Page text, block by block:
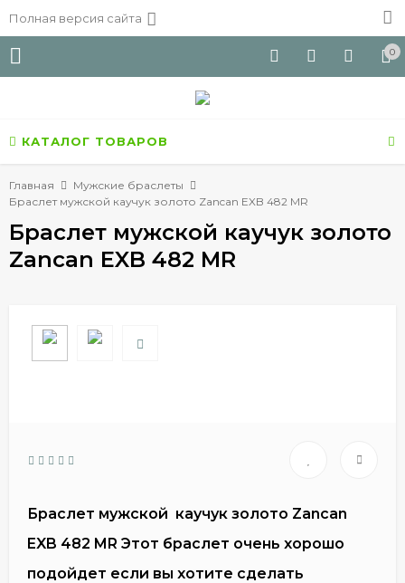
Полная версия сайта
0
КАТАЛОГ ТОВАРОВ
Главная
Мужские браслеты
Браслет мужской каучук золото Zancan EXB 482 MR
Браслет мужской каучук золото
Zancan EXB 482 MR
Браслет мужской каучук золото Zancan
EXB 482 MR Этот браслет очень хорошо
подойдет если вы хотите сделать